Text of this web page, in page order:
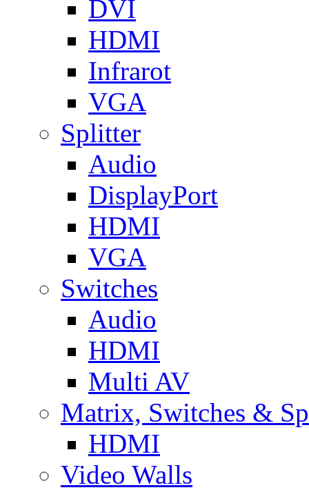
DVI
HDMI
Infrarot
VGA
Splitter
Audio
DisplayPort
HDMI
VGA
Switches
Audio
HDMI
Multi AV
Matrix, Switches &
HDMI
Video Walls